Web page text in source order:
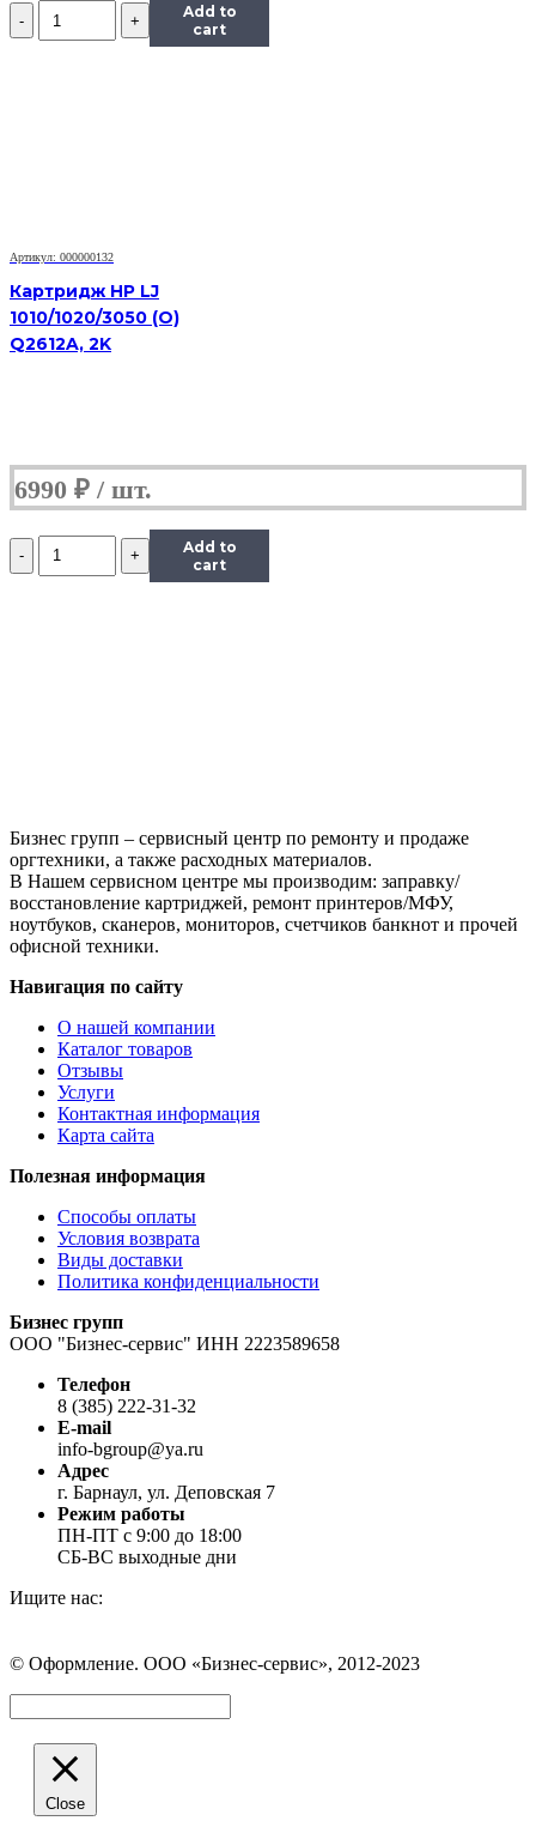
Количество
Картридж
Add to
cart
Артикул: 000000132
Картридж HP LJ
1010/1020/3050 (O)
Q2612A, 2K
6990 ₽
Количество
Картридж
Add to
cart
Бизнес групп – сервисный центр по ремонту и продаже
оргтехники, а также расходных материалов.
В Нашем сервисном центре мы производим: заправку/
восстановление картриджей, ремонт принтеров/МФУ,
ноутбуков, сканеров, мониторов, счетчиков банкнот и прочей
офисной техники.
Навигация по сайту
О нашей компании
Каталог товаров
Отзывы
Услуги
Контактная информация
Карта сайта
Полезная информация
Способы оплаты
Условия возврата
Виды доставки
Политика конфиденциальности
Бизнес групп
ООО "Бизнес-сервис" ИНН 2223589658
Телефон
8 (385) 222-31-32
E-mail
info-bgroup@ya.ru
Адрес
г. Барнаул, ул. Деповская 7
Режим работы
ПН-ПТ с 9:00 до 18:00
СБ-ВС выходные дни
Ищите нас:
Вконтакте
открывается
в
новом
окне
WhatsApp
открывается
в
новом
окне
Telegram
открывается
в
новом
окне
© Оформление. ООО «Бизнес-сервис», 2012-2023
Close